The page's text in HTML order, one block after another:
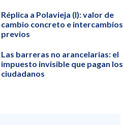
Réplica a Polavieja (I): valor de
cambio concreto e intercambios
previos
Las barreras no arancelarias: el
impuesto invisible que pagan los
ciudadanos